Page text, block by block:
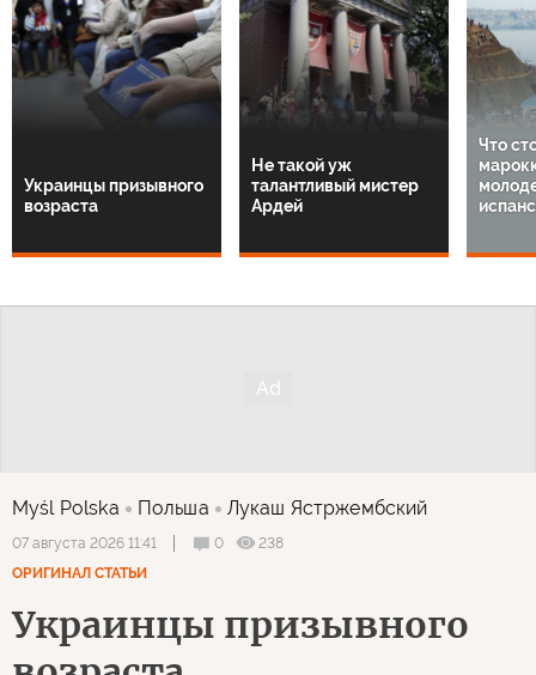
Украинцы призывного
возраста
Не такой уж
талантливый мистер
Ардей
Что
Myśl Polska Польша Лукаш Ястржембский
07 августа 2026 11:41 0
238
ОРИГИНАЛ СТАТЬИ
Украинцы призывного